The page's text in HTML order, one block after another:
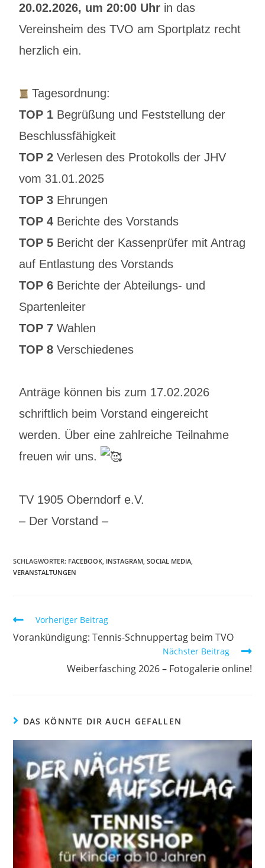
20.02.2026, um 20:00 Uhr in das
Vereinsheim des TVO am Sportplatz recht
herzlich ein.
Tagesordnung:
TOP 1 Begrüßung und Feststellung der
Beschlussfähigkeit
TOP 2 Verlesen des Protokolls der JHV
vom 31.01.2025
TOP 3 Ehrungen
TOP 4 Berichte des Vorstands
TOP 5 Bericht der Kassenprüfer mit Antrag
auf Entlastung des Vorstands
TOP 6 Berichte der Abteilungs- und
Spartenleiter
TOP 7 Wahlen
TOP 8 Verschiedenes
Anträge können bis zum 17.02.2026
schriftlich beim Vorstand eingereicht
werden. Über eine zahlreiche Teilnahme
freuen wir uns.
TV 1905 Oberndorf e.V.
– Der Vorstand –
SCHLAGWÖRTER: FACEBOOK, INSTAGRAM, SOCIAL MEDIA,
VERANSTALTUNGEN
Vorheriger Beitrag
Vorankündigung: Tennis-Schnuppertag beim TVO
Nächster Beitrag
Weiberfasching 2026 – Fotogalerie online!
DAS KÖNNTE DIR AUCH GEFALLEN